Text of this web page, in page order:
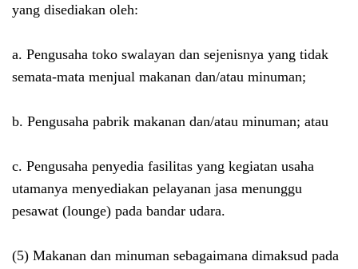
yang disediakan oleh:
a. Pengusaha toko swalayan dan sejenisnya yang tidak
semata-mata menjual makanan dan/atau minuman;
b. Pengusaha pabrik makanan dan/atau minuman; atau
c. Pengusaha penyedia fasilitas yang kegiatan usaha
utamanya menyediakan pelayanan jasa menunggu
pesawat (lounge) pada bandar udara.
(5) Makanan dan minuman sebagaimana dimaksud pada